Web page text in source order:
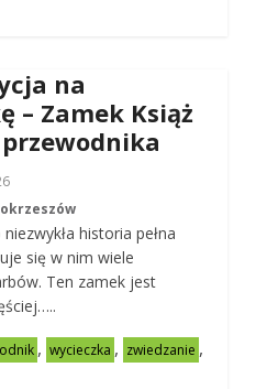
na
– Zamek Książ
historia pełna
się w nim wiele
Ten zamek jest
, wycieczka , zwiedzanie ,